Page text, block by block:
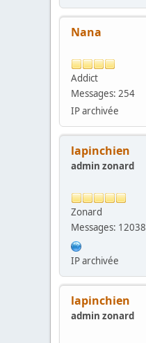
Nana
Addict
Messages: 254
IP archivée
lapinchien
admin zonard
Zonard
Messages: 12038
IP archivée
lapinchien
admin zonard